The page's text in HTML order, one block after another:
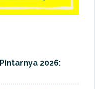
2026: